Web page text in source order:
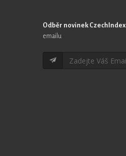
Odběr novinek CzechIndex
emailu